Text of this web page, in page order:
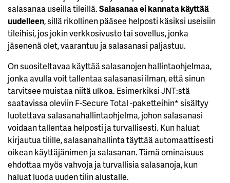
salasanaa useilla tileillä.Salasanaa ei kannata käyttää
uudelleen, sillä rikollinen pääsee helposti käsiksi useisiin
tileihisi, jos jokin verkkosivusto tai sovellus, jonka
jäsenenä olet, vaarantuu ja salasanasi paljastuu.
On suositeltavaa käyttää salasanojen hallintaohjelmaa,
jonka avulla voit tallentaa salasanasi ilman, että sinun
tarvitsee muistaa niitä ulkoa. Esimerkiksi JNT:stä
saatavissa oleviin F-Secure Total -paketteihin* sisältyy
luotettava salasanahallintaohjelma, johon salasanasi
voidaan tallentaa helposti ja turvallisesti. Kun haluat
kirjautua tilille, salasanahallinta täyttää automaattisesti
oikean käyttäjänimen ja salasanan. Tämä ominaisuus
ehdottaa myös vahvoja ja turvallisia salasanoja, kun
haluat luoda uuden tilin alustalle.